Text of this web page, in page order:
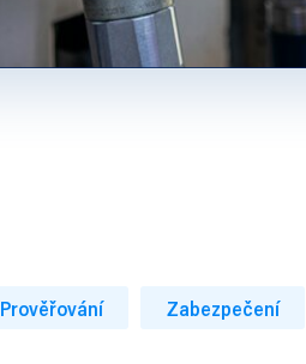
Prověřování Zabezpečení